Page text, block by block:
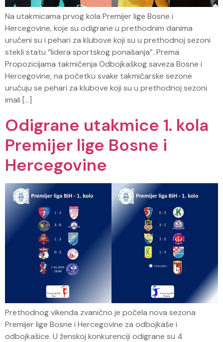
Na utakmicama prvog kola Premijer lige Bosne i
Hercegovine, koje su odigrane u prethodnim danima
uručeni su i pehari za klubove koji su u prethodnoj sezoni
stekli statu “lidera sportskog ponašanja”. Prema
Propozicijama takmičenja Odbojkaškog saveza Bosne i
Hercegovine, na početku svake takmičarske sezone
uručuju se pehari za klubove koji su u prethodnoj sezoni
imali […]
Odigrane utakmice 1. kola
Premijer lige Bosne i
Hercegovine
Prethodnog vikenda zvanično je počela nova sezona
Premijer lige Bosne i Hercegovine za odbojkaše i
odbojkašice. U ženskoj konkurenciji odigrane su 4